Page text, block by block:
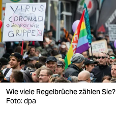
nord
wahrheit
verlag
verlag
veranstaltungen
Wie viele Regelbrüche zählen Sie?
Foto: dpa